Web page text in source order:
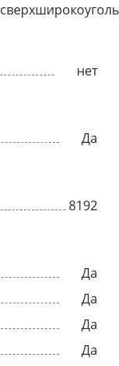
нет
Да
8192
Да
Да
Да
Да